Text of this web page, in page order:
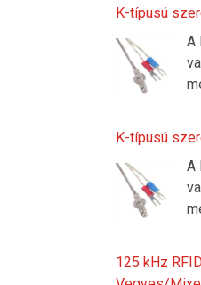
K-típusú
A
K-típusú
A
125 kHz